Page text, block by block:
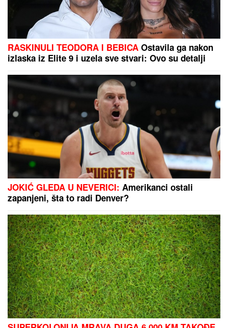
Otac joj nema ni MOBILNI NI INTERNET, kad ju je
video GOLU NA EKRANU ugasio je TV: I DEDU
šokirala, majka podržava njenu karijeru! Ovo je
"obična" porodica NAJVEĆE UZDANICE HOLIVUDA